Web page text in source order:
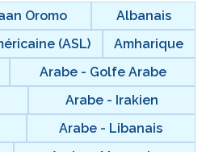
Oromo
Albanais
(ASL)
Amharique
Arabe - Golfe Arabe
Arabe - Irakien
Arabe - Libanais